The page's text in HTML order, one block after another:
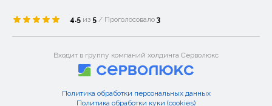
4.5 из 5 / Проголосовало 3
Входит в группу компаний холдинга Серволюкс
Политика обработки персональных данных
Политика обработки куки (cookies)